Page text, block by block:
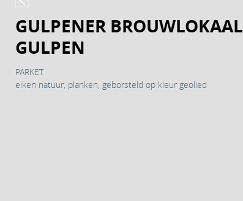
GULPENER BROUWLOKAAL
GULPEN
PARKET
eiken natuur, planken, geborsteld op kleur geolied